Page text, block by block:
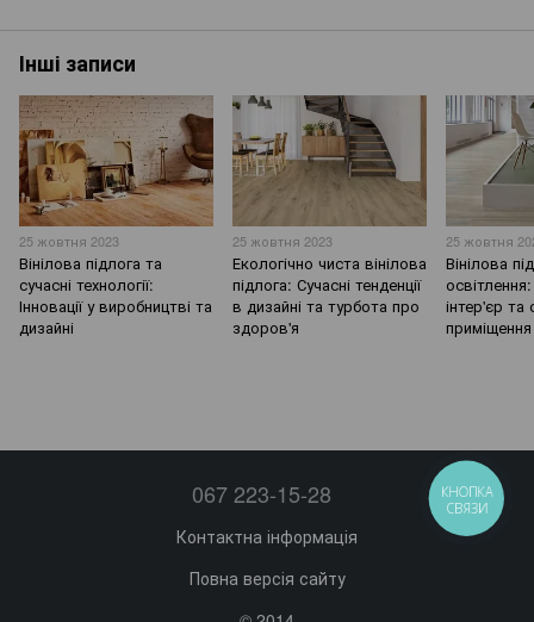
Інші записи
25 жовтня 2023
Вінілова підлога та
сучасні технології:
Інновації у виробництві та
дизайні
25 жовтня 2023
Екологічно чиста вінілова
підлога: Сучасні тенденції
в дизайні та турбота про
здоров'я
25 жовтня
Вінілова
інтер'єр та
приміщення
067 223-15-28
Контактна інформація
Повна версія сайту
КНОПКА
СВЯЗИ